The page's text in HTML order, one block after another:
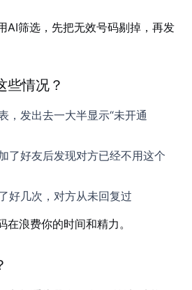
AI筛选，先把无效号码剔掉，再发
些情况？
，发出去一大半显示“未开通
了好友后发现对方已经不用这个
好几次，对方从未回复过
浪费你的时间和精力。